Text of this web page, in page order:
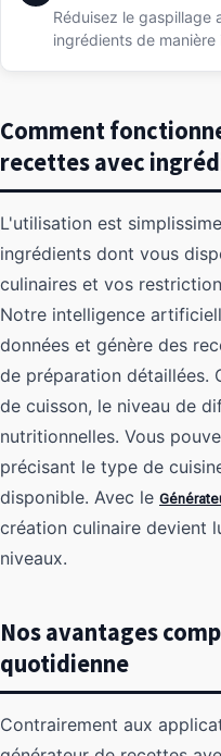
Réduisez le gaspillage
ingrédients de
Comment
recettes avec
L'utilisation est
ingrédients dont vous
culinaires et vos
Notre intelligence
données et génère des
de préparation détaillées.
de cuisson, le niveau de
nutritionnelles. Vous
précisant le type de
disponible. Avec le
création culinaire devient
niveaux.
Nos avantages
quotidienne
Contrairement aux